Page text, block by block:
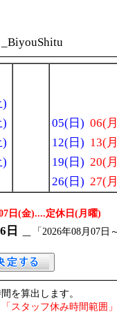
_BiyouShitu
)
)
)
)
05(日) 06(
12(日) 13(
19(日) 20(
26(日) 27(
日(金)....定休日(月曜)
日 「2026年08月07日
を算出します。
スタッフ休み時間範囲